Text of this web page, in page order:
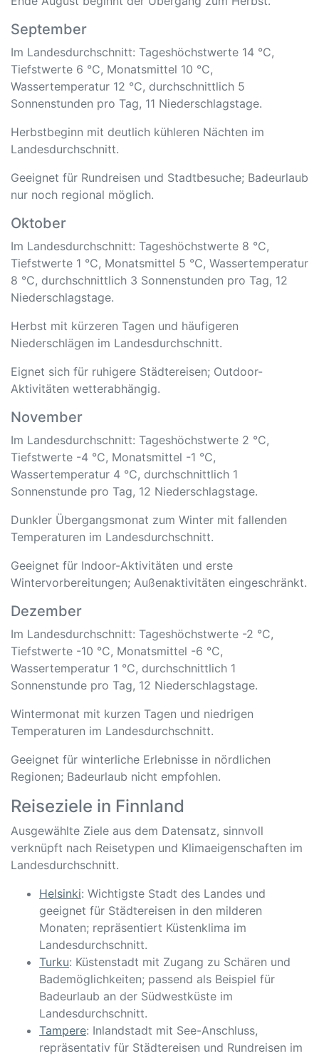
September
Im Landesdurchschnitt: Tageshöchstwerte 14 °C,
Tiefstwerte 6 °C, Monatsmittel 10 °C,
Wassertemperatur 12 °C, durchschnittlich 5
Sonnenstunden pro Tag, 11 Niederschlagstage.
Herbstbeginn mit deutlich kühleren Nächten im
Landesdurchschnitt.
Geeignet für Rundreisen und Stadtbesuche; Badeurlaub
nur noch regional möglich.
Oktober
Im Landesdurchschnitt: Tageshöchstwerte 8 °C,
Tiefstwerte 1 °C, Monatsmittel 5 °C, Wassertemperatur
8 °C, durchschnittlich 3 Sonnenstunden pro Tag, 12
Niederschlagstage.
Herbst mit kürzeren Tagen und häufigeren
Niederschlägen im Landesdurchschnitt.
Eignet sich für ruhigere Städtereisen; Outdoor-
Aktivitäten wetterabhängig.
November
Im Landesdurchschnitt: Tageshöchstwerte 2 °C,
Tiefstwerte -4 °C, Monatsmittel -1 °C,
Wassertemperatur 4 °C, durchschnittlich 1
Sonnenstunde pro Tag, 12 Niederschlagstage.
Dunkler Übergangsmonat zum Winter mit fallenden
Temperaturen im Landesdurchschnitt.
Geeignet für Indoor-Aktivitäten und erste
Wintervorbereitungen; Außenaktivitäten eingeschränkt.
Dezember
Im Landesdurchschnitt: Tageshöchstwerte -2 °C,
Tiefstwerte -10 °C, Monatsmittel -6 °C,
Wassertemperatur 1 °C, durchschnittlich 1
Sonnenstunde pro Tag, 12 Niederschlagstage.
Wintermonat mit kurzen Tagen und niedrigen
Temperaturen im Landesdurchschnitt.
Geeignet für winterliche Erlebnisse in nördlichen
Regionen; Badeurlaub nicht empfohlen.
Reiseziele in Finnland
Ausgewählte Ziele aus dem Datensatz, sinnvoll
verknüpft nach Reisetypen und Klimaeigenschaften im
Landesdurchschnitt.
Helsinki: Wichtigste Stadt des Landes und
geeignet für Städtereisen in den milderen
Monaten; repräsentiert Küstenklima im
Landesdurchschnitt.
Turku: Küstenstadt mit Zugang zu Schären und
Bademöglichkeiten; passend als Beispiel für
Badeurlaub an der Südwestküste im
Landesdurchschnitt.
Tampere: Inlandstadt mit See-Anschluss,
repräsentativ für Städtereisen und Rundreisen im